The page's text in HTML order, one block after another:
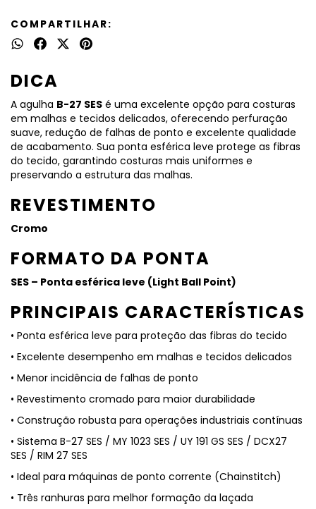
COMPARTILHAR:
DICA
A agulha B-27 SES é uma excelente opção para costuras
em malhas e tecidos delicados, oferecendo perfuração
suave, redução de falhas de ponto e excelente qualidade
de acabamento. Sua ponta esférica leve protege as fibras
do tecido, garantindo costuras mais uniformes e
preservando a estrutura das malhas.
REVESTIMENTO
Cromo
FORMATO DA PONTA
SES – Ponta esférica leve (Light Ball Point)
PRINCIPAIS CARACTERÍSTICAS
• Ponta esférica leve para proteção das fibras do tecido
• Excelente desempenho em malhas e tecidos delicados
• Menor incidência de falhas de ponto
• Revestimento cromado para maior durabilidade
• Construção robusta para operações industriais contínuas
• Sistema B-27 SES / MY 1023 SES / UY 191 GS SES / DCX27
SES / RIM 27 SES
• Ideal para máquinas de ponto corrente (Chainstitch)
• Três ranhuras para melhor formação da laçada